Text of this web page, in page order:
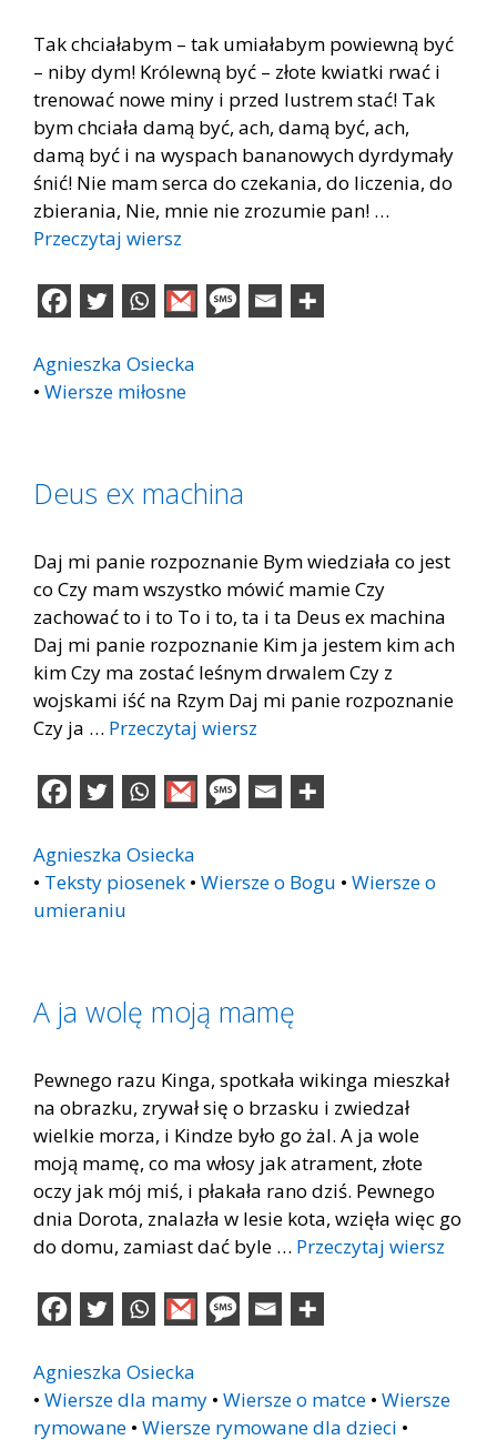
Tak chciałabym – tak umiałabym powiewną być
– niby dym! Królewną być – złote kwiatki rwać i
trenować nowe miny i przed lustrem stać! Tak
bym chciała damą być, ach, damą być, ach,
damą być i na wyspach bananowych dyrdymały
śnić! Nie mam serca do czekania, do liczenia, do
zbierania, Nie, mnie nie zrozumie pan! …
Przeczytaj wiersz
Agnieszka Osiecka
• Wiersze miłosne
Deus ex machina
Daj mi panie rozpoznanie Bym wiedziała co jest
co Czy mam wszystko mówić mamie Czy
zachować to i to To i to, ta i ta Deus ex machina
Daj mi panie rozpoznanie Kim ja jestem kim ach
kim Czy ma zostać leśnym drwalem Czy z
wojskami iść na Rzym Daj mi panie rozpoznanie
Czy ja … Przeczytaj wiersz
Agnieszka Osiecka
• Teksty piosenek • Wiersze o Bogu • Wiersze o
umieraniu
A ja wolę moją mamę
Pewnego razu Kinga, spotkała wikinga mieszkał
na obrazku, zrywał się o brzasku i zwiedzał
wielkie morza, i Kindze było go żal. A ja wole
moją mamę, co ma włosy jak atrament, złote
oczy jak mój miś, i płakała rano dziś. Pewnego
dnia Dorota, znalazła w lesie kota, wzięła więc go
do domu, zamiast dać byle … Przeczytaj wiersz
Agnieszka Osiecka
• Wiersze dla mamy • Wiersze o matce • Wiersze
rymowane • Wiersze rymowane dla dzieci •